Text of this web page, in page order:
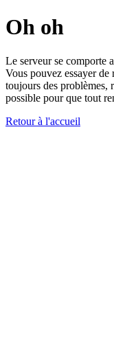
Oh oh
Le serveur se comporte
Vous pouvez essayer
toujours des problèmes,
possible pour que tout
Retour à l'accueil